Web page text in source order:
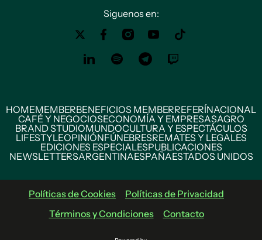
Siguenos en:
HOMEMEMBERBENEFICIOS MEMBERREFERÍNACIONAL
CAFÉ Y NEGOCIOSECONOMÍA Y EMPRESASAGRO
BRAND STUDIOMUNDOCULTURA Y ESPECTÁCULOS
LIFESTYLEOPINIÓNFÚNEBRESREMATES Y LEGALES
EDICIONES ESPECIALESPUBLICACIONES
NEWSLETTERSARGENTINAESPAÑAESTADOS UNIDOS
Políticas de Cookies
Políticas de Privacidad
Términos y Condiciones
Contacto